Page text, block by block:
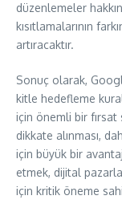
düzenlemeler
kısıtlamalarının
artıracaktır.
Sonuç olarak,
kitle hedefleme
için önemli bir fırsat
dikkate alınması,
için büyük bir
etmek, dijital
için kritik öneme